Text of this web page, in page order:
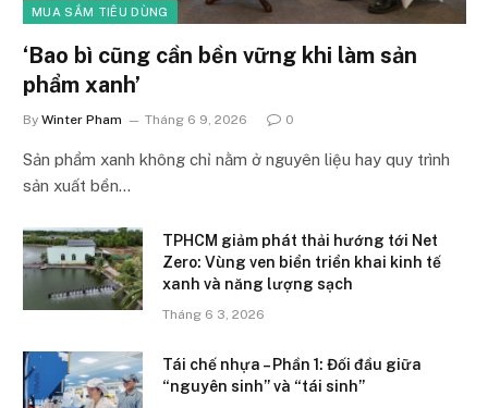
MUA SẮM TIÊU DÙNG
‘Bao bì cũng cần bền vững khi làm sản
phẩm xanh’
By Winter Pham Tháng 6 9, 2026 0
Sản phẩm xanh không chỉ nằm ở nguyên liệu hay quy trình
sản xuất bền…
TPHCM giảm phát thải hướng tới Net
Zero: Vùng ven biển triển khai kinh tế
xanh và năng lượng sạch
Tháng 6 3, 2026
Tái chế nhựa – Phần 1: Đối đầu giữa
“nguyên sinh” và “tái sinh”